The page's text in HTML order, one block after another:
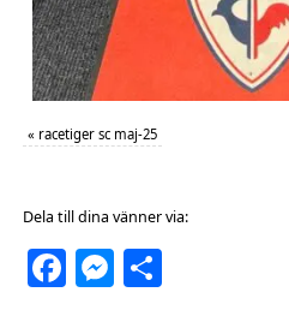
« racetiger sc maj-25
Dela till dina vänner via:
Facebook
Messenger
Dela